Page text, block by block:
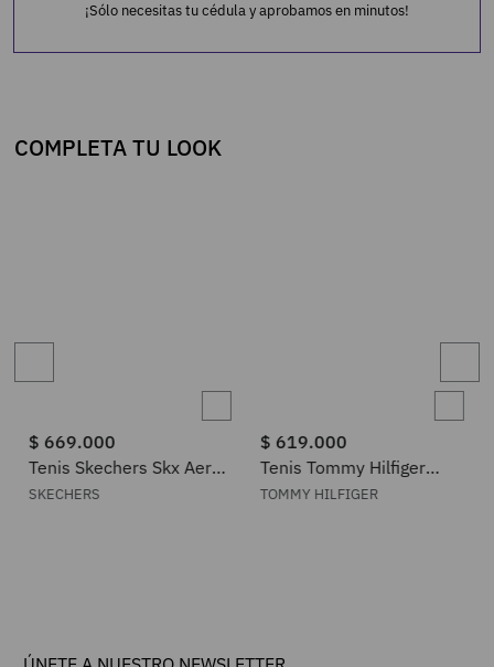
¡Sólo necesitas tu cédula y aprobamos en minutos!
COMPLETA TU LOOK
$ 669.000
Tenis Skechers Skx Aero
Spark-SI para Mujer
SKECHERS
$ 619.000
Tenis Tommy Hilfiger
Shiny Leather Platform
TOMMY HILFIGER